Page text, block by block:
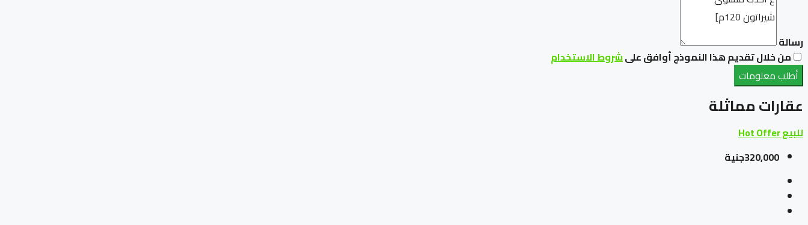
رسالة
من خلال تقديم هذا النموذج أوافق علىشروط الاستخدام
أطلب معلومات
عقارات مماثلة
للبيعHot Offer
320,000جنية